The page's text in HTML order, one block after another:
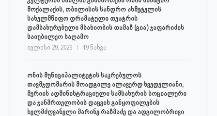
მოქალაქის, თბილისის სანდრო ახმეტელის
სახელმწიფო დრამატული თეატრის
დამსახურებული მსახიობის თამაზ (გია) ჯაფარიძის
საიუბილეო საღამო
ივლისი 29, 2026 19 ნახვა
ონის მუნიციპალიტეტის საკრებულოს
თავმჯდომარის მოადგილე ალავერდ ხვედელიანი,
მერიის ადმინისტრაციული სამსახურის სოციალური
და ჯანმრთელობის დაცვის განყოფილების
ხელმძღვანელი მარინე რაზმაძე და ადგილობრივი